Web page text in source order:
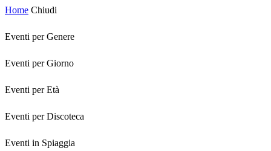
Home Chiudi
Eventi per Genere
Eventi per Giorno
Eventi per Età
Eventi per Discoteca
Eventi in Spiaggia